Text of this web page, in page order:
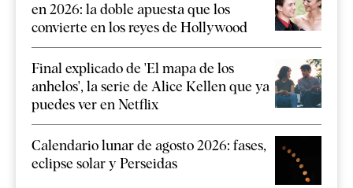
en 2026: la doble apuesta que los
convierte en los reyes de Hollywood
Final explicado de 'El mapa de los
anhelos', la serie de Alice Kellen que ya
puedes ver en Netflix
Calendario lunar de agosto 2026: fases,
eclipse solar y Perseidas